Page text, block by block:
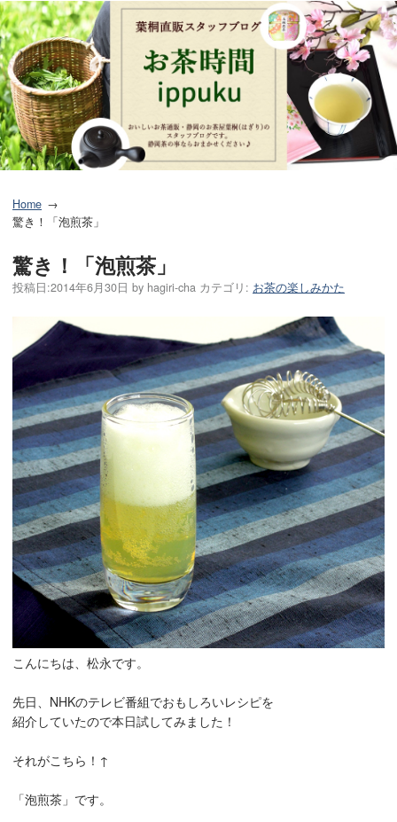
Home
驚き！「泡煎茶」
驚き！「泡煎茶」
投稿日:2014年6月30日 by hagiri-cha カテゴリ: お茶の楽しみかた
こんにちは、松永です。
先日、NHKのテレビ番組でおもしろいレシピを
紹介していたので本日試してみました！
それがこちら！↑
「泡煎茶」です。